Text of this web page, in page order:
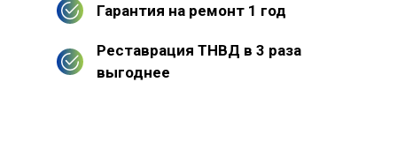
Гарантия на ремонт 1 год
Реставрация ТНВД в 3 раза
выгоднее